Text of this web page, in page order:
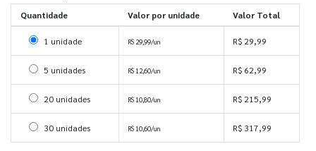
Quantidade Valor por unidade Valor Total
Selecionar 1 unidade
1 unidade R$ 29,99/un R$ 29,99
Selecionar 5 unidades
5 unidades R$ 12,60/un R$ 62,99
Selecionar 20 unidades
20 unidades R$ 10,80/un R$ 215,99
Selecionar 30 unidades
30 unidades R$ 10,60/un R$ 317,99